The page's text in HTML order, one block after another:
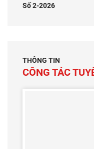
Số 2-2026
THÔNG TIN
CÔNG TÁC